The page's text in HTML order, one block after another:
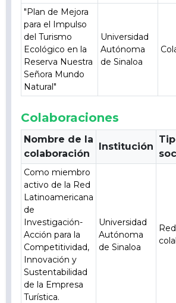
"Plan de Mejora
para el Impulso
del Turismo
Ecológico en la
Reserva Nuestra
Señora Mundo
Natural"
Universidad
Autónoma
de Sinaloa
Colaboraciones
Nombre de la
colaboración
Institución
Como miembro
activo de la Red
Latinoamericana
de
Investigación-
Acción para la
Competitividad,
Innovación y
Sustentabilidad
de la Empresa
Turística.
Universidad
Autónoma
de Sinaloa